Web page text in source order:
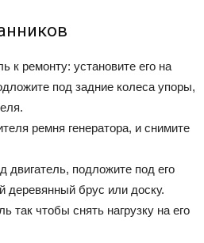
к ремонту: установите его на
под задние колеса упоры,
ремня генератора, и снимите
двигатель, подложите под его
деревянный брус или доску.
так чтобы снять нагрузку на его